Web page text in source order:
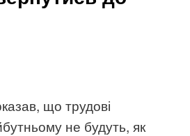
що трудові
не будуть, як